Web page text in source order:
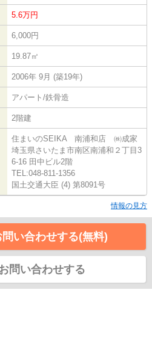
5.6万円
6,000円
19.87㎡
2006年 9月 (築19年)
アパート/鉄骨造
2階建
住まいのSEIKA 南浦和店 ㈱成家
埼玉県さいたま市南区南浦和２丁目3
6-16 田中ビル2階
TEL:048-811-1356
国土交通大臣 (4) 第8091号
情報の見方
い合わせする(無料)
問い合わせする